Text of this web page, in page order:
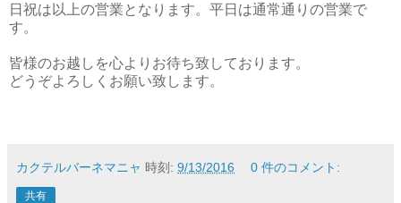
日祝は以上の営業となります。平日は通常通りの営業で
す。
皆様のお越しを心よりお待ち致しております。
どうぞよろしくお願い致します。
カクテルバーネマニャ 時刻: 9/13/2016 0 件のコメント:
共有